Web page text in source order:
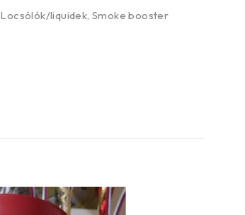
Locsólók/liquidek,Smoke booster